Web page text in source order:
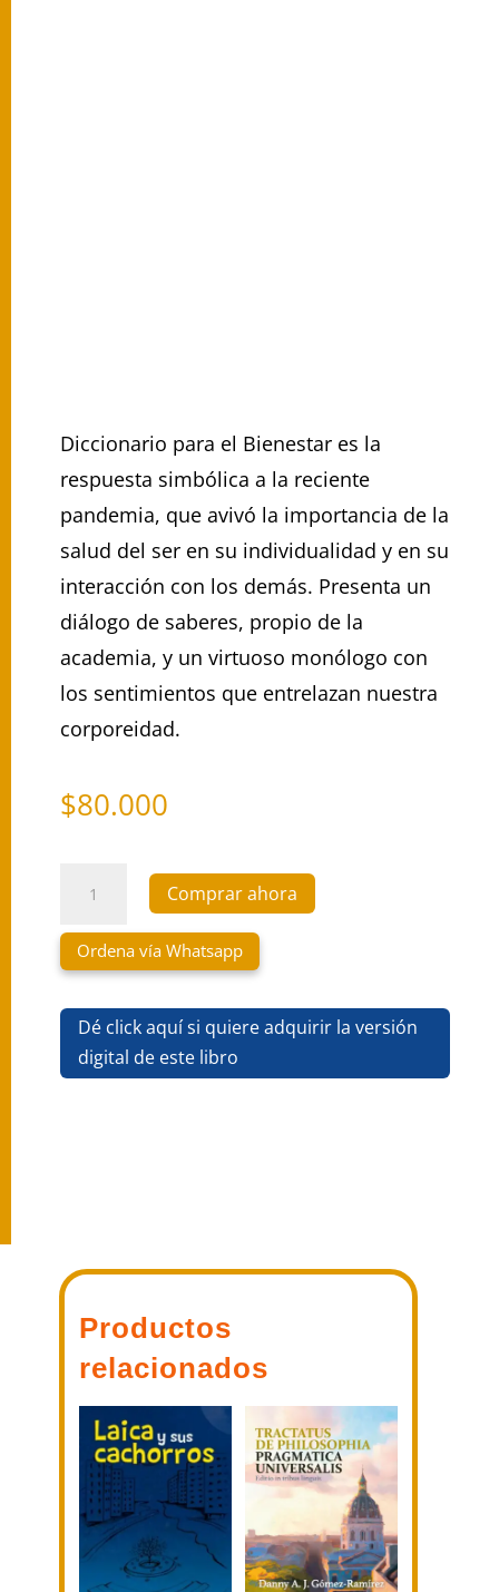
Diccionario para el Bienestar es la
respuesta simbólica a la reciente
pandemia, que avivó la importancia de la
salud del ser en su individualidad y en su
interacción con los demás. Presenta un
diálogo de saberes, propio de la
academia, y un virtuoso monólogo con
los sentimientos que entrelazan nuestra
corporeidad.
$80.000
Diccionario
para
bienestar
Comprar ahora
Ordena vía Whatsapp
Dé click aquí si quiere adquirir la versión
digital de este libro
Productos
relacionados